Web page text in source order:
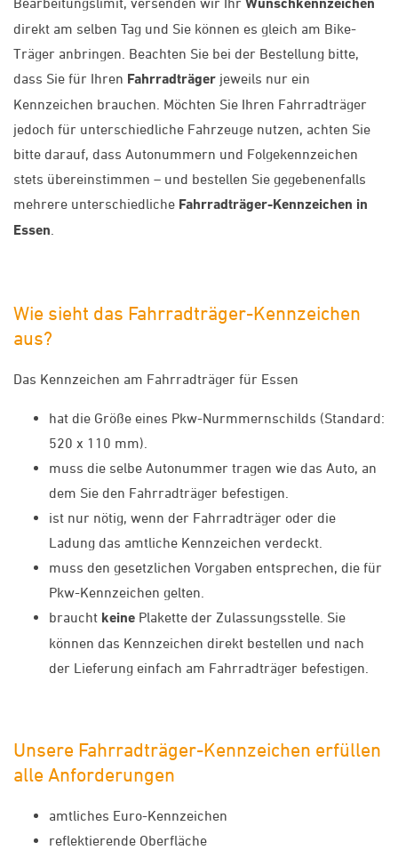
direkt am selben Tag und Sie können es gleich am Bike-
Träger anbringen. Beachten Sie bei der Bestellung bitte,
dass Sie für Ihren Fahrradträger jeweils nur ein
Kennzeichen brauchen. Möchten Sie Ihren Fahrradträger
jedoch für unterschiedliche Fahrzeuge nutzen, achten Sie
bitte darauf, dass Autonummern und Folgekennzeichen
stets übereinstimmen – und bestellen Sie gegebenenfalls
mehrere unterschiedliche Fahrradträger-Kennzeichen in
Essen
Wie sieht das Fahrradträger-Kennzeichen
aus?
Das Kennzeichen am Fahrradträger für Essen
hat die Größe eines Pkw-Nurmmernschilds (Standard:
520 x 110 mm).
muss die selbe Autonummer tragen wie das Auto, an
dem Sie den Fahrradträger befestigen.
ist nur nötig, wenn der Fahrradträger oder die
Ladung das amtliche Kennzeichen verdeckt.
muss den gesetzlichen Vorgaben entsprechen, die für
Pkw-Kennzeichen gelten.
braucht keine Plakette der Zulassungsstelle. Sie
können das Kennzeichen direkt bestellen und nach
der Lieferung einfach am Fahrradträger befestigen.
Unsere Fahrradträger-Kennzeichen erfüllen
alle Anforderungen
amtliches Euro-Kennzeichen
reflektierende Oberfläche